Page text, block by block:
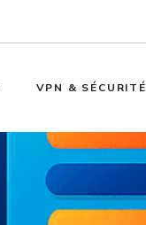
VPN & SÉCURITÉ